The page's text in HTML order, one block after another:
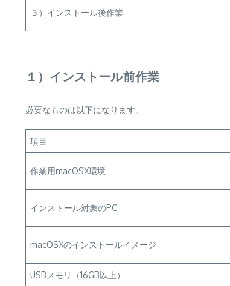
３）インストール後作業
１）インストール前作業
必要なものは以下になります。
項目
作業用macOSX環境
インストール対象のPC
macOSXのインストールイメージ
USBメモリ（16GB以上）